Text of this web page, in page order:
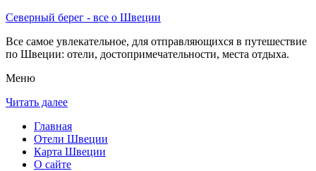
Северный берег - все о Швеции
Все самое увлекательное, для отправляющихся в путешествие
по Швеции: отели, достопримечательности, места отдыха.
Меню
Читать далее
Главная
Отели Швеции
Карта Швеции
О сайте